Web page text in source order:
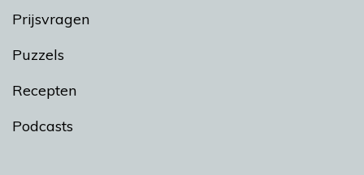
Prijsvragen
Puzzels
Recepten
Podcasts